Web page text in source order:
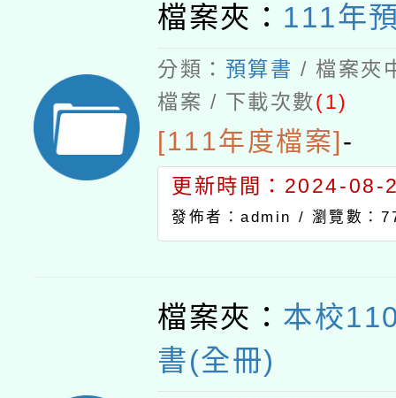
檔案夾： 111年
分類： 預算書 / 檔案夾
檔案 / 下載次數(1)
[111年度檔案]-
更新時間：2024-08-
發佈者：admin / 瀏覽數：
檔案夾： 本校
書(全冊)